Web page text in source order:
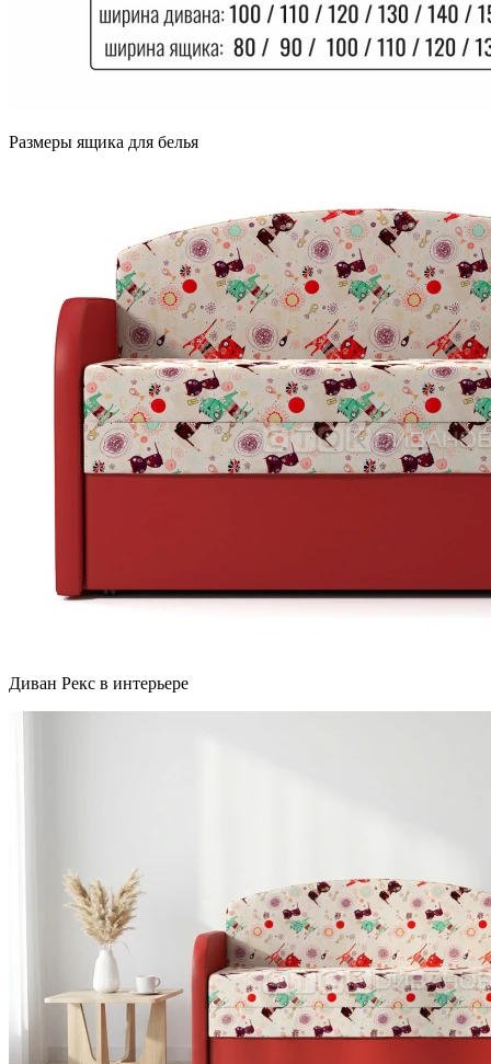
Размеры ящика для белья
Диван Рекс в интерьере